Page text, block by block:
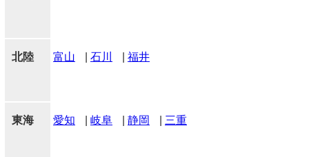
北陸 富山 石川 福井
東海 愛知 岐阜 静岡 三重